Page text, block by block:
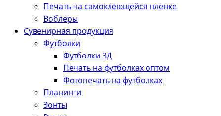
Печать на самоклеющейся пленке
Воблеры
Сувенирная продукция
Футболки
Футболки 3Д
Печать на футболках оптом
Фотопечать на футболках
Планинги
Зонты